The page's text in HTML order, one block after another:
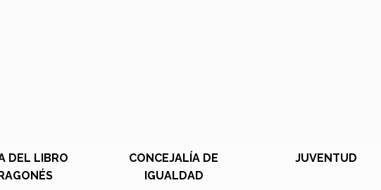
DEL LIBRO
CONCEJALÍA DE
IGUALDAD
JUVENTUD